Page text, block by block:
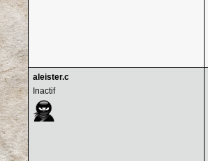
aleister.c
Inactif